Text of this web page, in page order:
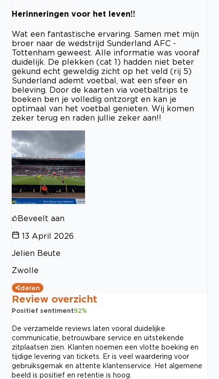
Herinneringen voor het leven!!
Wat een fantastische ervaring. Samen met mijn
broer naar de wedstrijd Sunderland AFC -
Tottenham geweest. Alle informatie was vooraf
duidelijk. De plekken (cat 1) hadden niet beter
gekund echt geweldig zicht op het veld (rij 5)
Sunderland ademt voetbal, wat een sfeer en
beleving. Door de kaarten via voetbaltrips te
boeken ben je volledig ontzorgt en kan je
optimaal van het voetbal genieten. Wij komen
zeker terug en raden jullie zeker aan!!
Beveelt aan
13 April 2026
Jelien Beute
Zwolle
delen
Review overzicht
Positief sentiment92%
De verzamelde reviews laten vooral duidelijke
communicatie, betrouwbare service en uitstekende
zitplaatsen zien. Klanten noemen een vlotte boeking en
tijdige levering van tickets. Er is veel waardering voor
gebruiksgemak en attente klantenservice. Het algemene
beeld is positief en retentie is hoog.